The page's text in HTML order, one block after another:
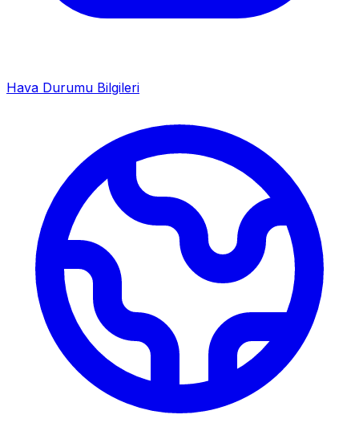
Hava Durumu Bilgileri